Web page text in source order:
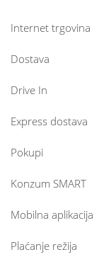
Internet trgovina
Dostava
Drive In
Express dostava
Pokupi
Konzum SMART
Mobilna aplikacija
Plaćanje režija